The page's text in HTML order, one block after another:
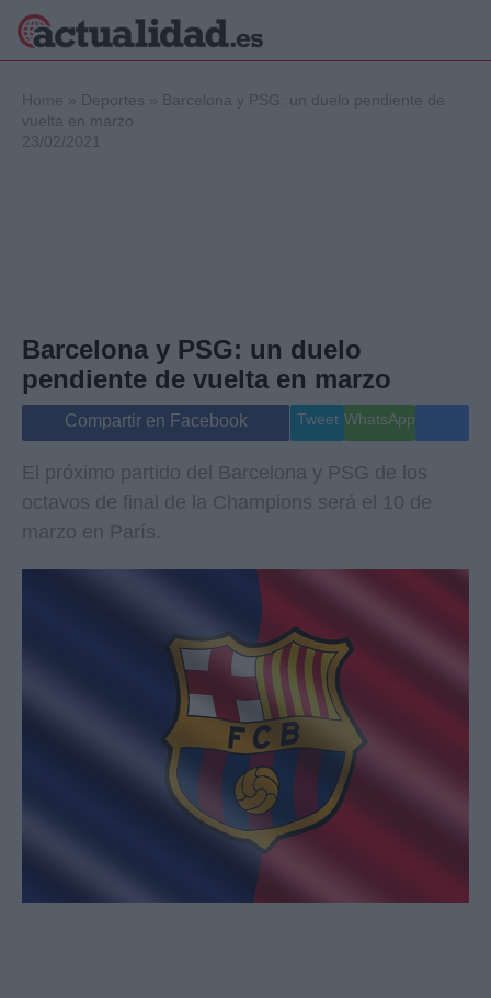
Internacional
Viajes
Gente
Musica
Home » Deportes » Barcelona y PSG: un duelo pendiente de
vuelta en marzo
23/02/2021
Barcelona y PSG: un duelo
pendiente de vuelta en marzo
Compartir en Facebook Tweet WhatsApp
El próximo partido del Barcelona y PSG de los
octavos de final de la Champions será el 10 de
marzo en París.